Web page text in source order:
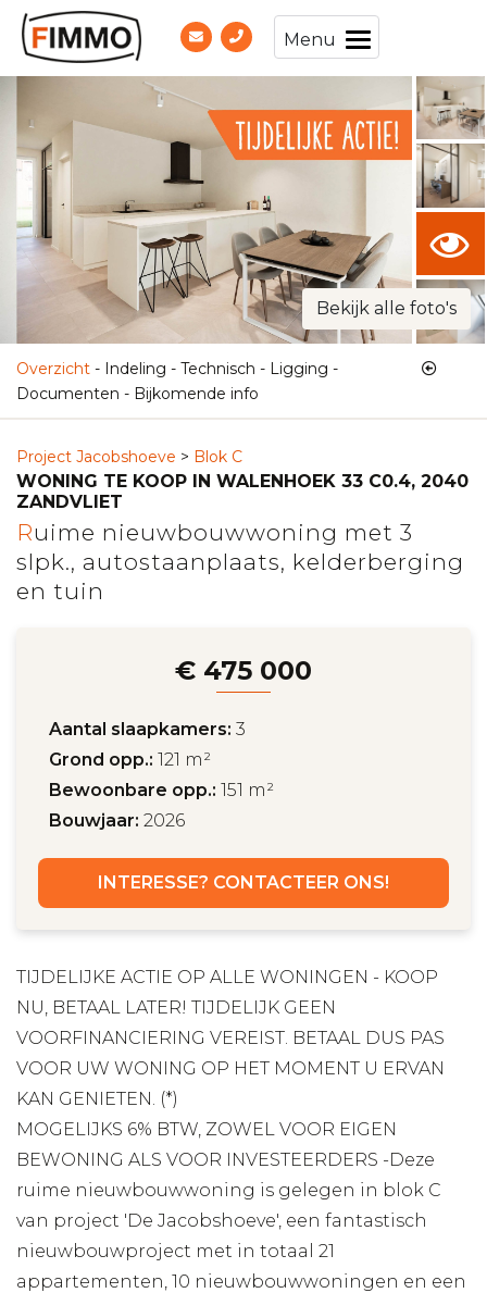
Menu
Bekijk alle foto's
Overzicht - Indeling - Technisch - Ligging -
Documenten - Bijkomende info
Project Jacobshoeve > Blok C
WONING TE KOOP IN WALENHOEK 33 C0.4, 2040
ZANDVLIET
Ruime nieuwbouwwoning met 3
slpk., autostaanplaats, kelderberging
en tuin
€ 475 000
Aantal slaapkamers: 3
Grond opp.: 121 m²
Bewoonbare opp.: 151 m²
Bouwjaar: 2026
INTERESSE? CONTACTEER ONS!
TIJDELIJKE ACTIE OP ALLE WONINGEN - KOOP
NU, BETAAL LATER! TIJDELIJK GEEN
VOORFINANCIERING VEREIST. BETAAL DUS PAS
VOOR UW WONING OP HET MOMENT U ERVAN
KAN GENIETEN. (*)
MOGELIJKS 6% BTW, ZOWEL VOOR EIGEN
BEWONING ALS VOOR INVESTEERDERS -Deze
ruime nieuwbouwwoning is gelegen in blok C
van project 'De Jacobshoeve', een fantastisch
nieuwbouwproject met in totaal 21
appartementen, 10 nieuwbouwwoningen en een